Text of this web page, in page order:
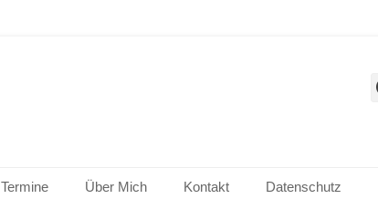
Termine Über Mich Kontakt Datenschutz